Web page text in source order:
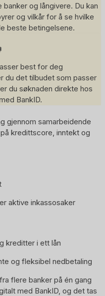
og långivere. Du kan
og vilkår for å se hvilke
beste betingelsene.
best for deg
du det tilbudet som passer
du søknaden direkte hos
BankID.
gjennom samarbeidende
kredittscore, inntekt og
aktive inkassosaker
kreditter i ett lån
og fleksibel nedbetaling
flere banker på én gang
med BankID, og det tas